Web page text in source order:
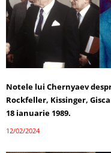
Notele lui Chernyaev
Rockfeller, Kissinger,
18 ianuarie 1989.
12/02/2024